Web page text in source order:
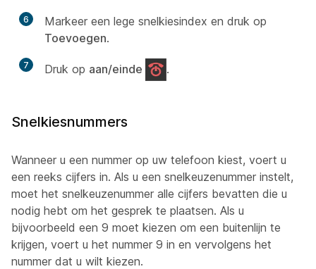
6
Markeer een lege snelkiesindex en druk op
Toevoegen.
7 Druk op aan/einde .
Snelkiesnummers
Wanneer u een nummer op uw telefoon kiest, voert u
een reeks cijfers in. Als u een snelkeuzenummer instelt,
moet het snelkeuzenummer alle cijfers bevatten die u
nodig hebt om het gesprek te plaatsen. Als u
bijvoorbeeld een 9 moet kiezen om een buitenlijn te
krijgen, voert u het nummer 9 in en vervolgens het
nummer dat u wilt kiezen.